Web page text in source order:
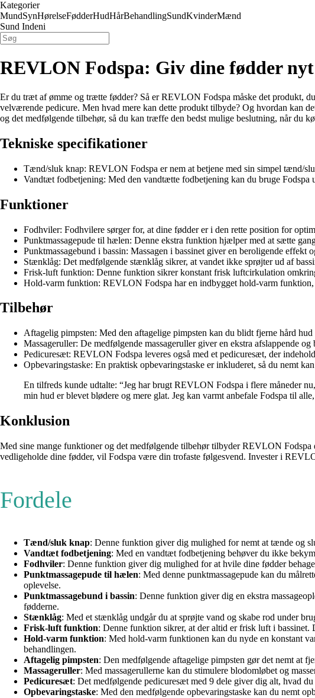
Kategorier
MundSynHørelseFødderHudHårBehandlingSundKvinderMænd
Sund Indeni
REVLON Fodspa: Giv dine fødder
Er du træt af ømme og trætte fødder? Så er REVLON Fodspa måske det produkt,
velværende pedicure. Men hvad mere kan dette produkt tilbyde? Og hvordan kan
og det medfølgende tilbehør, så du kan træffe den bedst mulige beslutning, når du
Tekniske specifikationer
Tænd/sluk knap: REVLON Fodspa er nem at betjene med sin simpel tænd/
Vandtæt fodbetjening: Med den vandtætte fodbetjening kan du bruge Fodspa
Funktioner
Fodhviler: Fodhvilere sørger for, at dine fødder er i den rette position for
Punktmassagepude til hælen: Denne ekstra funktion hjælper med at sætte
Punktmassagebund i bassin: Massagen i bassinet giver en beroligende
Stænklåg: Det medfølgende stænklåg sikrer, at vandet ikke sprøjter ud af
Frisk-luft funktion: Denne funktion sikrer konstant frisk luftcirkulation
Hold-varm funktion: REVLON Fodspa har en indbygget hold-varm
Tilbehør
Aftagelig pimpsten: Med den aftagelige pimpsten kan du blidt fjerne hård
Massageruller: De medfølgende massageruller giver en ekstra afslappende og
Pedicuresæt: REVLON Fodspa leveres også med et pedicuresæt, der
Opbevaringstaske: En praktisk opbevaringstaske er inkluderet, så du nemt
En tilfreds kunde udtalte: “Jeg har brugt REVLON Fodspa i flere måneder
min hud er blevet blødere og mere glat. Jeg kan varmt anbefale Fodspa til
Konklusion
Med sine mange funktioner og det medfølgende tilbehør tilbyder REVLON
vedligeholde dine fødder, vil Fodspa være din trofaste følgesvend. Invester i
Fordele
Tænd/sluk knap: Denne funktion giver dig mulighed for nemt at tænde og
Vandtæt fodbetjening: Med en vandtæt fodbetjening behøver du ikke
Fodhviler: Denne funktion giver dig mulighed for at hvile dine fødder
Punktmassagepude til hælen: Med denne punktmassagepude kan du
oplevelse.
Punktmassagebund i bassin: Denne funktion giver dig en ekstra
fødderne.
Stænklåg: Med et stænklåg undgår du at sprøjte vand og skabe rod under
Frisk-luft funktion: Denne funktion sikrer, at der altid er frisk luft i
Hold-varm funktion: Med hold-varm funktionen kan du nyde en konstant
behandlingen.
Aftagelig pimpsten: Den medfølgende aftagelige pimpsten gør det nemt at
Massageruller: Med massagerullerne kan du stimulere blodomløbet og
Pedicuresæt: Det medfølgende pedicuresæt med 9 dele giver dig alt, hvad
Opbevaringstaske: Med den medfølgende opbevaringstaske kan du nemt